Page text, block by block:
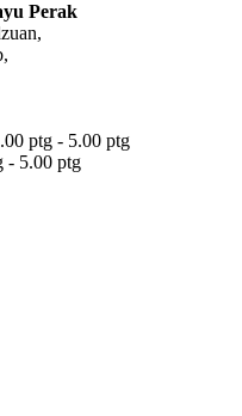
Perak
ptg - 5.00 ptg
- 5.00 ptg